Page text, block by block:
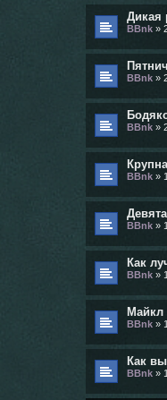
Дикая
BBnk »
BBnk »
BBnk »
BBnk »
BBnk »
Как
BBnk »
Майкл
BBnk »
Как
BBnk »